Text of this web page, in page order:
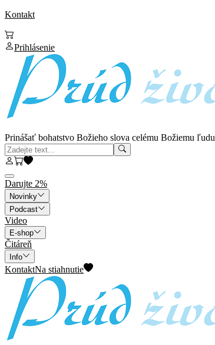
Kontakt
Prihlásenie
Prinášať bohatstvo Božieho slova celému Božiemu ľudu
Darujte 2%
Novinky
Podcast
Video
E-shop
Čitáreň
Info
KontaktNa stiahnutie